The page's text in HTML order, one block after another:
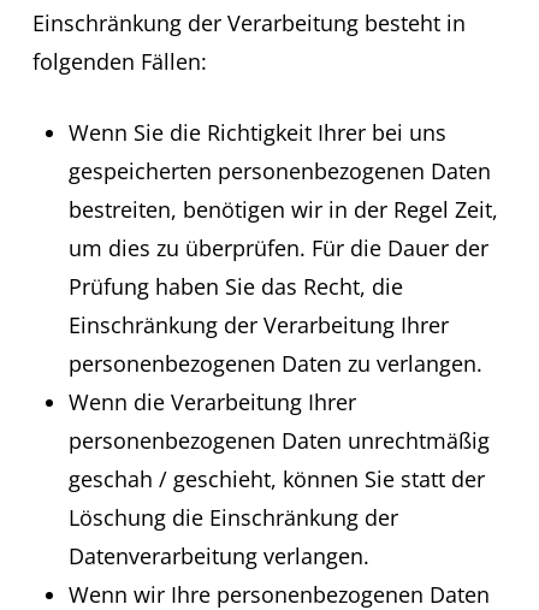
Einschränkung der Verarbeitung besteht in
folgenden Fällen:
Wenn Sie die Richtigkeit Ihrer bei uns
gespeicherten personenbezogenen Daten
bestreiten, benötigen wir in der Regel Zeit,
um dies zu überprüfen. Für die Dauer der
Prüfung haben Sie das Recht, die
Einschränkung der Verarbeitung Ihrer
personenbezogenen Daten zu verlangen.
Wenn die Verarbeitung Ihrer
personenbezogenen Daten unrechtmäßig
geschah / geschieht, können Sie statt der
Löschung die Einschränkung der
Datenverarbeitung verlangen.
Wenn wir Ihre personenbezogenen Daten